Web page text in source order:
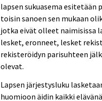
lapsen sukuasema esitetään
toisin sanoen sen mukaan
jotka eivät olleet naimisissa
lesket, eronneet, lesket
rekisteröidyn parisuhteen
olevat.
Lapsen järjestysluku
huomioon äidin kaikki